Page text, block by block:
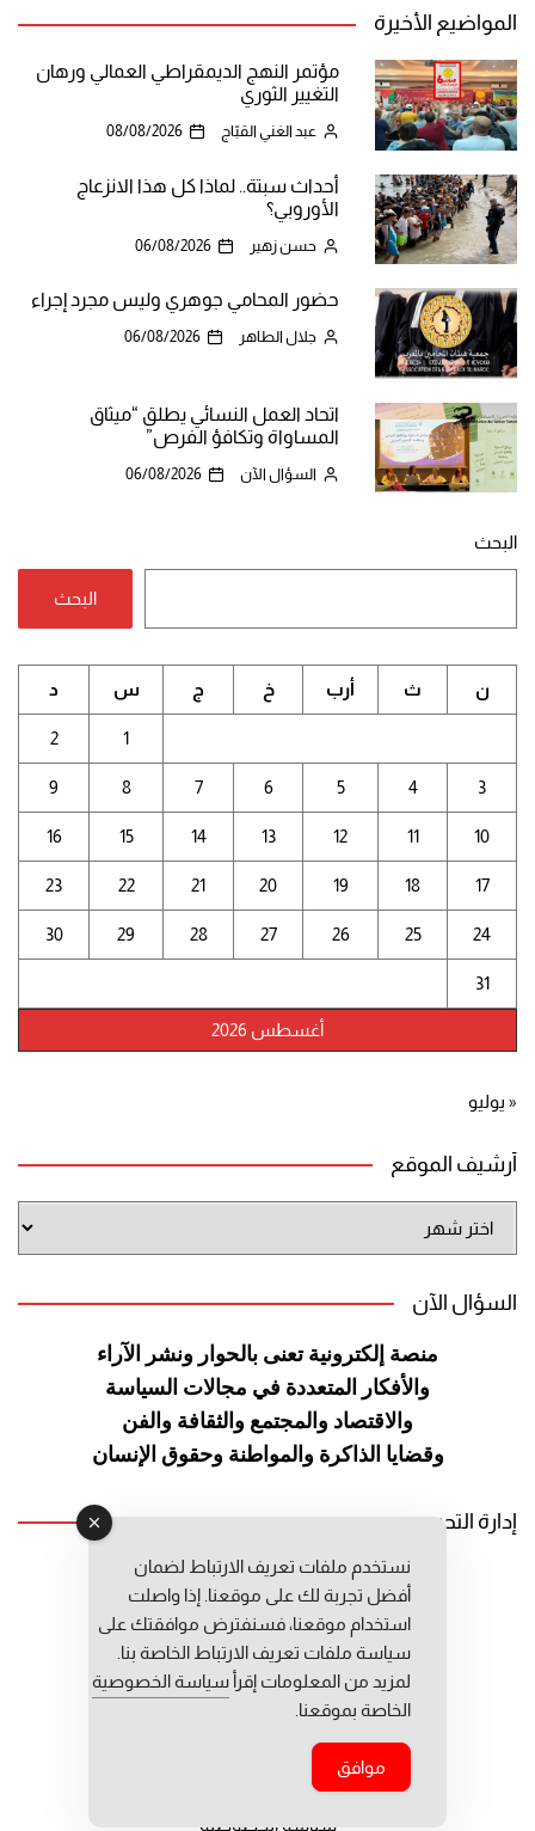
المواضيع الأخيرة
مؤتمر النهج الديمقراطي العمالي ورهان
التغيير الثوري
عبد الغني القبّاج 08/08/2026
أحداث سبتة.. لماذا كل هذا الانزعاج
الأوروبي؟
حسن زهير 06/08/2026
حضور المحامي جوهري وليس مجرد إجراء
جلال الطاهر 06/08/2026
اتحاد العمل النسائي يطلق “ميثاق
المساواة وتكافؤ الفرص”
السؤال الآن 06/08/2026
البحث
البحث
أغسطس 2026
ن ث أرب خ ج س د
1
2
3
4
5
6
7
8
9
10
11
12
13
14
15
16
17
18
19
20
21
22
23
24
25
26
27
28
29
30
31
« يوليو
أرشيف الموقع
الموقع
السؤال الآن
منصة إلكترونية تعنى بالحوار ونشر الآراء
والأفكار المتعددة في مجالات السياسة
والاقتصاد والمجتمع والثقافة والفن
وقضايا الذاكرة والمواطنة وحقوق الإنسان
إدارة التحرير
رئيس التحرير: عبد الرحيم التوراني
رئيس التحرير المساعد: المعطي قبال
مديرة التحرير: فاطمة حوحو
جميع حقوق النشر محفوظة © 2026
سياسة الخصوصية
نستخدم ملفات تعريف الارتباط لضمان
أفضل تجربة لك على موقعنا. إذا واصلت
استخدام موقعنا، فسنفترض موافقتك على
سياسة ملفات تعريف الارتباط الخاصة بنا.
لمزيد من المعلومات إقرأ سياسة الخصوصية
الخاصة بموقعنا.
موافق